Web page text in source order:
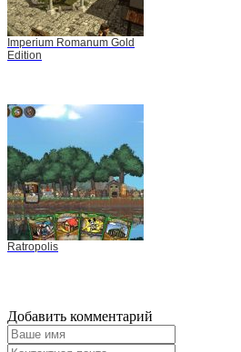
Imperium Romanum Gold
Edition
Ratropolis
Добавить комментарий